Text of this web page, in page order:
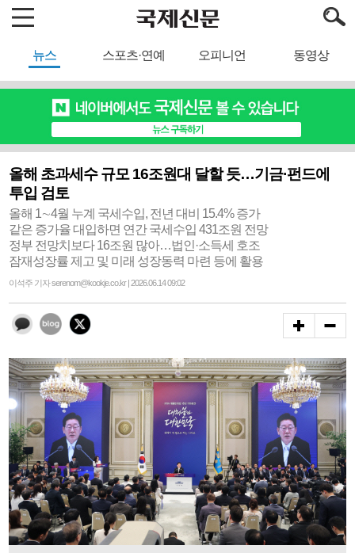
뉴스 스포츠·연예 오피니언 동영상
올해 초과세수 규모 16조원대 달할 듯…기금·펀드에
투입 검토
올해 1∼4월 누계 국세수입, 전년 대비 15.4% 증가
같은 증가율 대입하면 연간 국세수입 431조원 전망
정부 전망치보다 16조원 많아…법인·소득세 호조
잠재성장률 제고 및 미래 성장동력 마련 등에 활용
이석주 기자 serenom@kookje.co.kr | 2026.06.14 09:02